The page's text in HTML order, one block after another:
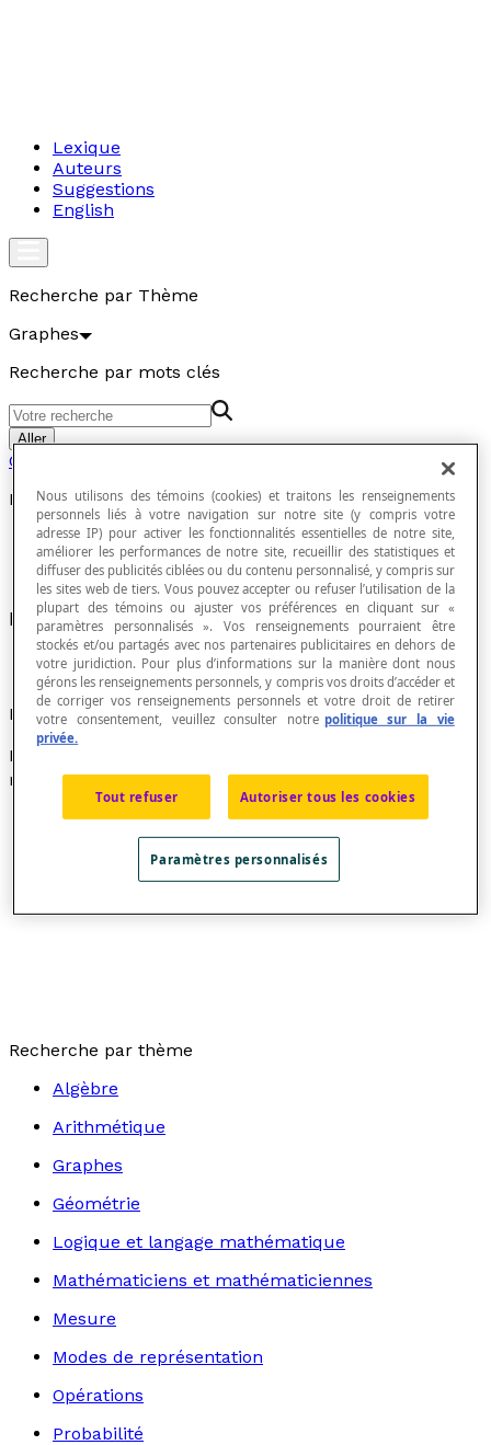
Lexique
Auteurs
Suggestions
English
Recherche par Thème
Graphes
Recherche par mots clés
Aller
Graphes
Noeud
Nom donné à chacun des sommets d'unréseau
Exemple
Les points A, B, C, D, E, F et G sont les noeuds du
réseau ci-dessous :
Recherche par thème
Algèbre
Arithmétique
Graphes
Géométrie
Logique et langage mathématique
Mathématiciens et mathématiciennes
Mesure
Modes de représentation
Opérations
Probabilité
Nous utilisons des témoins (cookies) et traitons les renseignements
personnels liés à votre navigation sur notre site (y compris votre
adresse IP) pour activer les fonctionnalités essentielles de notre site,
améliorer les performances de notre site, recueillir des statistiques et
diffuser des publicités ciblées ou du contenu personnalisé, y compris sur
les sites web de tiers. Vous pouvez accepter ou refuser l’utilisation de la
plupart des témoins ou ajuster vos préférences en cliquant sur «
paramètres personnalisés ». Vos renseignements pourraient être
stockés et/ou partagés avec nos partenaires publicitaires en dehors de
votre juridiction. Pour plus d’informations sur la manière dont nous
gérons les renseignements personnels, y compris vos droits d’accéder et
de corriger vos renseignements personnels et votre droit de retirer
votre consentement, veuillez consulter notre politique sur la vie
privée.
Tout refuser Autoriser tous les cookies
Paramètres personnalisés